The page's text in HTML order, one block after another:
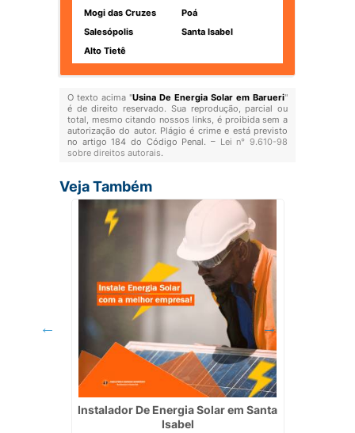
Mogi das Cruzes
Poá
Salesópolis
Santa Isabel
Alto Tietê
O texto acima "Usina De Energia Solar em Barueri"
é de direito reservado. Sua reprodução, parcial ou
total, mesmo citando nossos links, é proibida sem a
autorização do autor. Plágio é crime e está previsto
no artigo 184 do Código Penal. – Lei n° 9.610-98
sobre direitos autorais.
Veja Também
Instalador De Energia Solar em Santa
Isabel